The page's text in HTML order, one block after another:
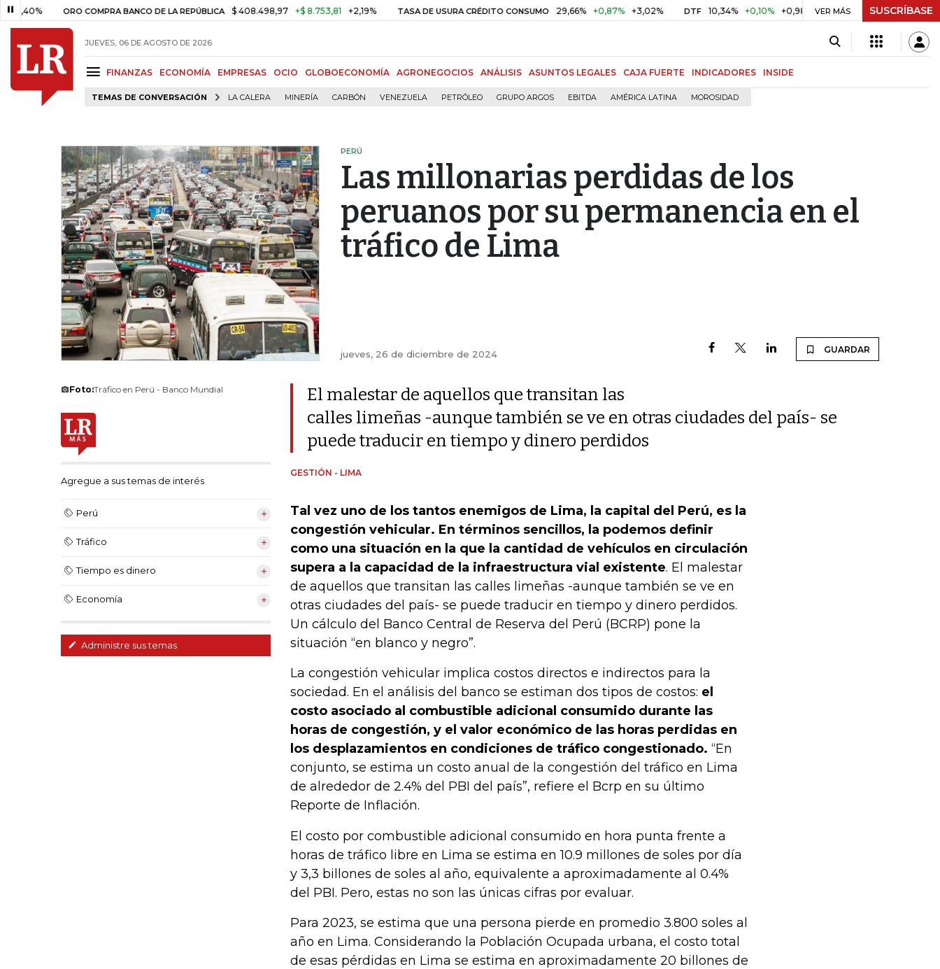
ORO COMPRA BANCO DE LA REPÚBLICA $ 408.498,97 +$ 8.753,81 +2,19% TASA DE USURA CRÉDITO CONSUMO 29,66% +0,87% +3,02% DTF 10,34% +0,10% +0,98% UVR $ 416,86 +$ 0,05 +0,01%
VER MÁS SUSCRÍBASE
JUEVES, 06 DE AGOSTO DE 2026
FINANZAS ECONOMÍA EMPRESAS OCIO GLOBOECONOMÍA AGRONEGOCIOS ANÁLISIS ASUNTOS LEGALES CAJA FUERTE INDICADORES INSIDE
TEMAS DE CONVERSACIÓN LA CALERA MINERÍA CARBÓN VENEZUELA PETRÓLEO GRUPO ARGOS EBITDA AMÉRICA LATINA MOROSIDAD
PERÚ
Las millonarias perdidas de los
peruanos por su permanencia en el
tráfico de Lima
jueves, 26 de diciembre de 2024 GUARDAR
Foto:Tráfico en Perú - Banco Mundial
Agregue a sus temas de interés
Perú
Tráfico
Tiempo es dinero
Economía
Administre sus temas
El malestar de aquellos que transitan las
calles limeñas -aunque también se ve en otras ciudades del país- se
puede traducir en tiempo y dinero perdidos
GESTIÓN - LIMA
Tal vez uno de los tantos enemigos de Lima, la capital del Perú, es la
congestión vehicular. En términos sencillos, la podemos definir
como una situación en la que la cantidad de vehículos en circulación
supera a la capacidad de la infraestructura vial existente. El malestar
de aquellos que transitan las calles limeñas -aunque también se ve en
otras ciudades del país- se puede traducir en tiempo y dinero perdidos.
Un cálculo del Banco Central de Reserva del Perú (BCRP) pone la
situación “en blanco y negro”.
La congestión vehicular implica costos directos e indirectos para la
sociedad. En el análisis del banco se estiman dos tipos de costos: el
costo asociado al combustible adicional consumido durante las
horas de congestión, y el valor económico de las horas perdidas en
los desplazamientos en condiciones de tráfico congestionado. “En
conjunto, se estima un costo anual de la congestión del tráfico en Lima
de alrededor de 2.4% del PBI del país”, refiere el Bcrp en su último
Reporte de Inflación.
El costo por combustible adicional consumido en hora punta frente a
horas de tráfico libre en Lima se estima en 10.9 millones de soles por día
y 3,3 billones de soles al año, equivalente a aproximadamente al 0.4%
del PBI. Pero, estas no son las únicas cifras por evaluar.
Para 2023, se estima que una persona pierde en promedio 3.800 soles al
año en Lima. Considerando la Población Ocupada urbana, el costo total
de esas pérdidas en Lima se estima en aproximadamente 20 billones de